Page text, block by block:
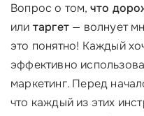
Вопрос о том, что
или таргет — волнует
это понятно! Каждый
эффективно
маркетинг. Перед
что каждый из этих